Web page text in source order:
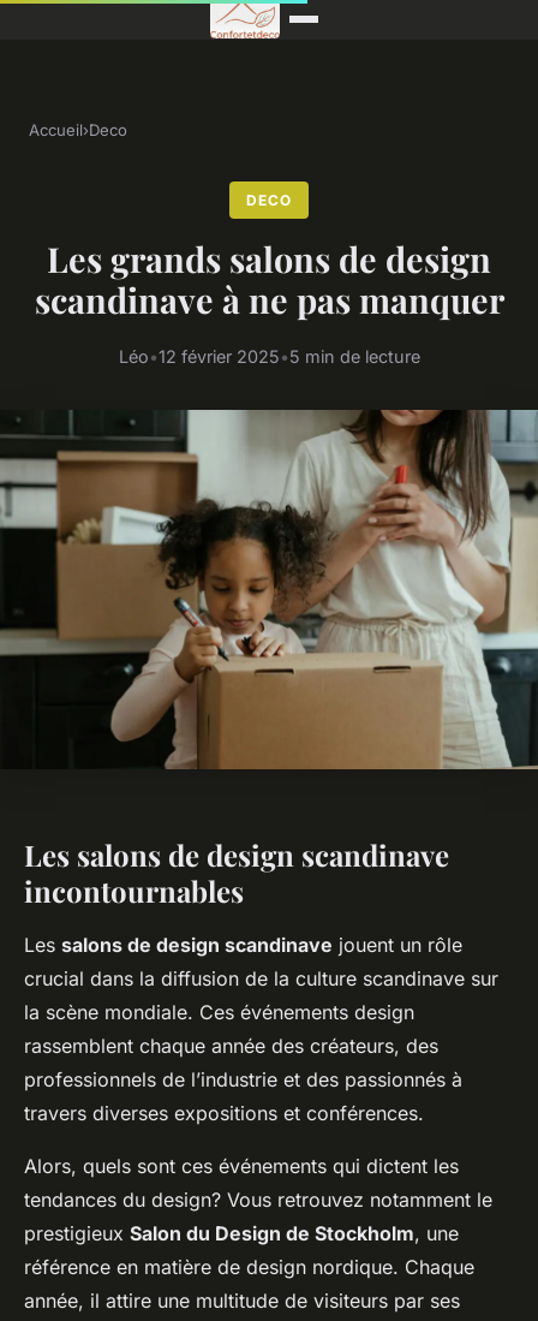
Accueil›Deco
DECO
Les grands salons de design
scandinave à ne pas manquer
Léo•12 février 2025•5 min de lecture
Les salons de design scandinave
incontournables
Les salons de design scandinave jouent un rôle
crucial dans la diffusion de la culture scandinave sur
la scène mondiale. Ces événements design
rassemblent chaque année des créateurs, des
professionnels de l’industrie et des passionnés à
travers diverses expositions et conférences.
Alors, quels sont ces événements qui dictent les
tendances du design? Vous retrouvez notamment le
prestigieux Salon du Design de Stockholm, une
référence en matière de design nordique. Chaque
année, il attire une multitude de visiteurs par ses